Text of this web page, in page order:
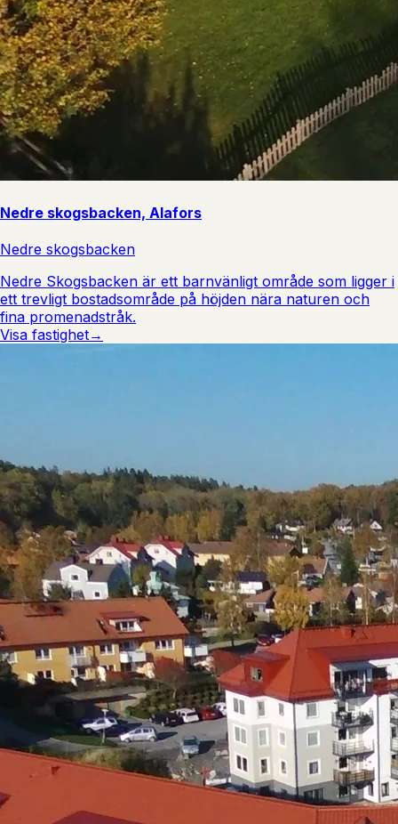
Nedre skogsbacken, Alafors
Nedre skogsbacken
Nedre Skogsbacken är ett barnvänligt område som ligger i
ett trevligt bostadsområde på höjden nära naturen och
fina promenadstråk.
Visa fastighet→